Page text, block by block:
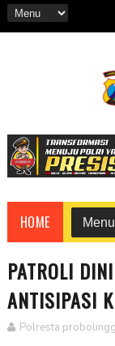
HOME
PATROLI
ANTISIPASI
Polresta